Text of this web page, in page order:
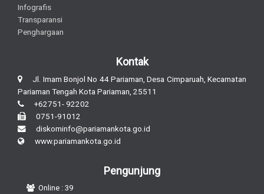
Infografis
Transparansi
Penghargaan
Kontak
Jl. Imam Bonjol No 44 Pariaman, Desa Cimparuah, Kecamatan
Pariaman Tengah Kota Pariaman, 25511
+62751- 92202
0751-91012
diskominfo@pariamankota.go.id
www.pariamankota.go.id
Pengunjung
Online : 39